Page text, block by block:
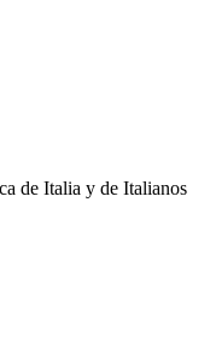
de Italia y de Italianos